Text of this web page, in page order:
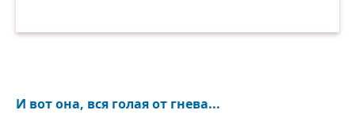
И вот она, вся голая от гнева...